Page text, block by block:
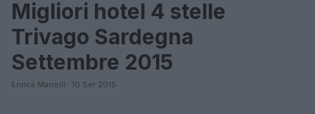
Migliori hotel 4 stelle
Trivago Sardegna
Settembre 2015
Enrica Marrelli · 10 Set 2015